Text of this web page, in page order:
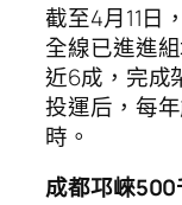
截至4月11日
全線已進進
近6成，完成
投運后，每
時。
成都邛崍